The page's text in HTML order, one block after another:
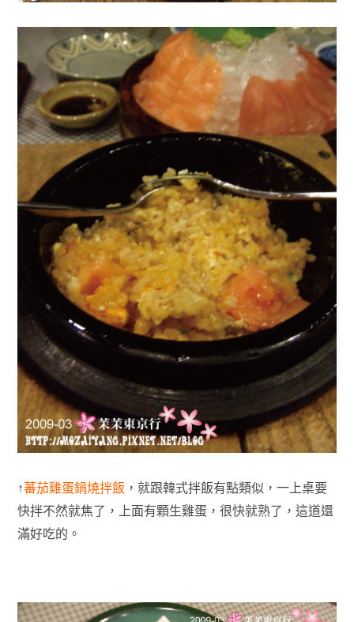
↑蕃茄雞蛋鍋燒拌飯 ，就跟韓式拌飯有點類似，一上桌要
快拌不然就焦了，上面有顆生雞蛋，很快就熟了，這道還
滿好吃的。